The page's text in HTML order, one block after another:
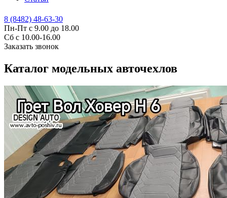
8 (8482) 48-63-30
Пн-Пт с 9.00 до 18.00
Сб с 10.00-16.00
Заказать звонок
Каталог модельных авточехлов